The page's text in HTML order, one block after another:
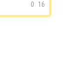
0 16